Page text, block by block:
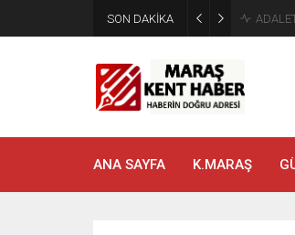
SON DAKİKA Tahliye
ANA SAYFA K.MARAŞ